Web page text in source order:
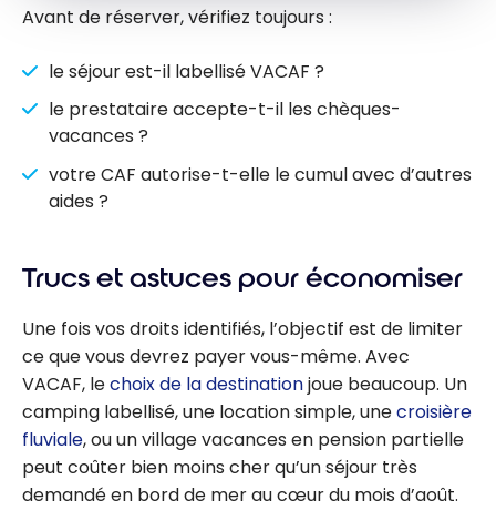
Avant de réserver, vérifiez toujours :
le séjour est-il labellisé VACAF ?
le prestataire accepte-t-il les chèques-
vacances ?
votre CAF autorise-t-elle le cumul avec d’autres
aides ?
Trucs et astuces pour économiser
Une fois vos droits identifiés, l’objectif est de limiter
ce que vous devrez payer vous-même. Avec
VACAF, lechoix de la destinationjoue beaucoup. Un
camping labellisé, une location simple, unecroisière
fluviale, ou un village vacances en pension partielle
peut coûter bien moins cher qu’un séjour très
demandé en bord de mer au cœur du mois d’août.